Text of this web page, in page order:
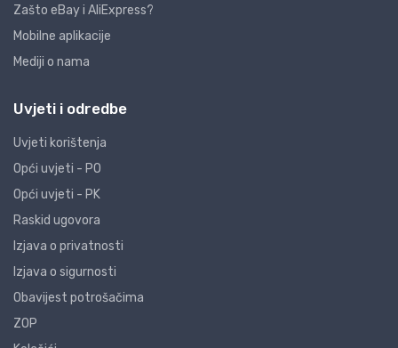
Zašto eBay i AliExpress?
Mobilne aplikacije
Mediji o nama
Uvjeti i odredbe
Uvjeti korištenja
Opći uvjeti - PO
Opći uvjeti - PK
Raskid ugovora
Izjava o privatnosti
Izjava o sigurnosti
Obavijest potrošačima
ZOP